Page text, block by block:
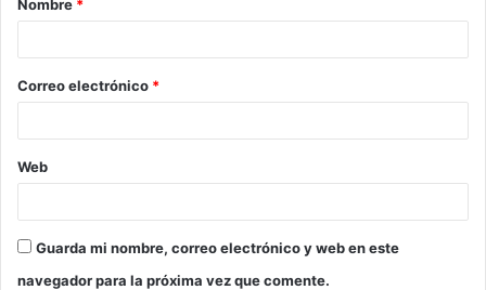
r
*
Nombre *
Correo electrónico *
Web
Guarda mi nombre, correo electrónico y web en este
navegador para la próxima vez que comente.